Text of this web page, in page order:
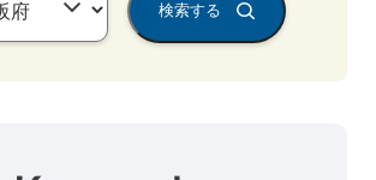
検索する